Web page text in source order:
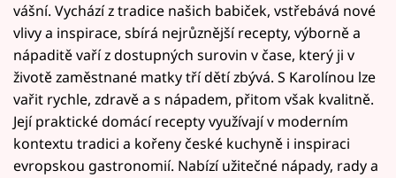
vášní. Vychází z tradice našich babiček, vstřebává nové
vlivy a inspirace, sbírá nejrůznější recepty, výborně a
nápaditě vaří z dostupných surovin v čase, který ji v
životě zaměstnané matky tří dětí zbývá. S Karolínou lze
vařit rychle, zdravě a s nápadem, přitom však kvalitně.
Její praktické domácí recepty využívají v moderním
kontextu tradici a kořeny české kuchyně i inspiraci
evropskou gastronomií. Nabízí užitečné nápady, rady a